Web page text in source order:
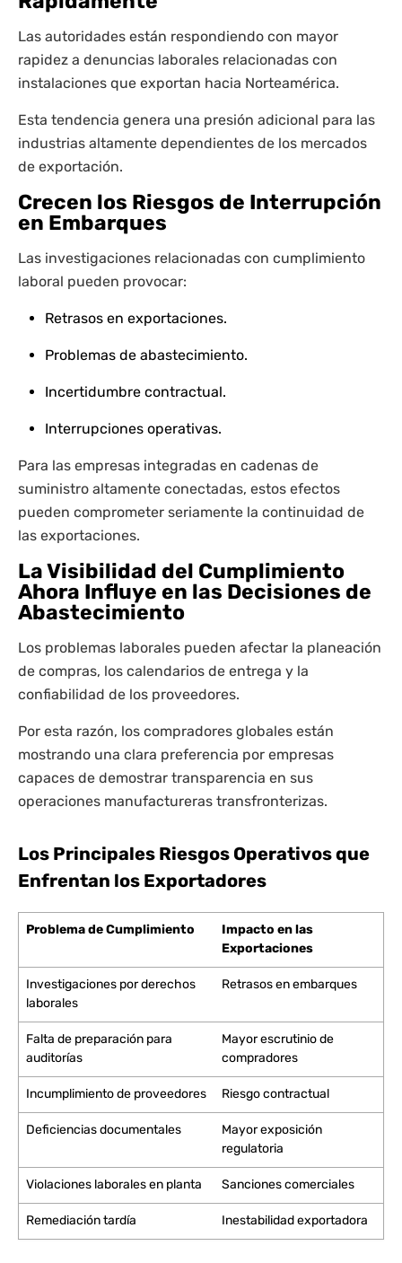
Las autoridades están respondiendo con mayor
rapidez a denuncias laborales relacionadas con
instalaciones que exportan hacia Norteamérica.
Esta tendencia genera una presión adicional para las
industrias altamente dependientes de los mercados
de exportación.
Crecen los Riesgos de Interrupción
en Embarques
Las investigaciones relacionadas con cumplimiento
laboral pueden provocar:
Retrasos en exportaciones.
Problemas de abastecimiento.
Incertidumbre contractual.
Interrupciones operativas.
Para las empresas integradas en cadenas de
suministro altamente conectadas, estos efectos
pueden comprometer seriamente la continuidad de
las exportaciones.
La Visibilidad del Cumplimiento
Ahora Influye en las Decisiones de
Abastecimiento
Los problemas laborales pueden afectar la planeación
de compras, los calendarios de entrega y la
confiabilidad de los proveedores.
Por esta razón, los compradores globales están
mostrando una clara preferencia por empresas
capaces de demostrar transparencia en sus
operaciones manufactureras transfronterizas.
Los Principales Riesgos Operativos que
Enfrentan los Exportadores
Problema de Cumplimiento
Impacto en las
Exportaciones
Investigaciones por derechos
laborales
Retrasos en embarques
Falta de preparación para
auditorías
Mayor escrutinio de
compradores
Incumplimiento de proveedores Riesgo contractual
Deficiencias documentales
Mayor exposición
regulatoria
Violaciones laborales en planta Sanciones comerciales
Remediación tardía Inestabilidad exportadora